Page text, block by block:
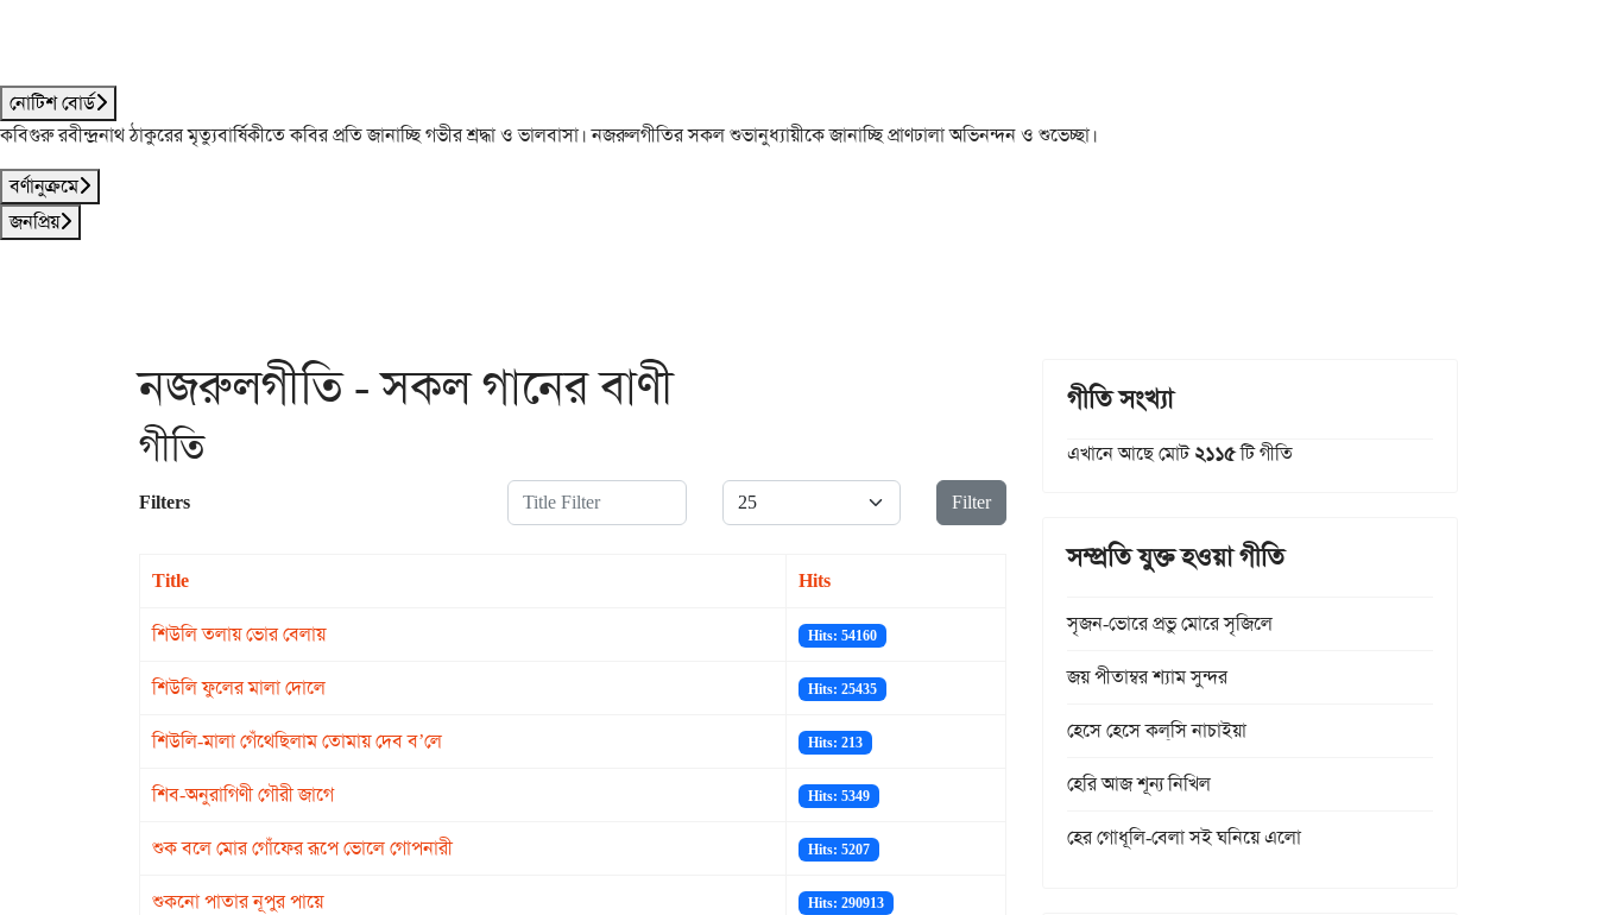
নোটিশ বোর্ড
কবিগুরু রবীন্দ্রনাথ ঠাকুরের মৃত্যুবার্ষিকীতে কবির প্রতি জানাচ্ছি গভীর শ্রদ্ধা ও ভালবাসা। নজরুলগীতির সকল শুভানুধ্যায়ীকে জানাচ্ছি প্রাণঢালা অভিনন্দন ও শুভেচ্ছা।
বর্ণানুক্রমে
জনপ্রিয়
নজরুলগীতি - সকল গানের বাণী
গীতি
Filters Title Filter Display # Filter
Title Hits
শিউলি তলায় ভোর বেলায় Hits: 54160
শিউলি ফুলের মালা দোলে Hits: 25435
শিউলি-মালা গেঁথেছিলাম তোমায় দেব ব’লে Hits: 213
শিব-অনুরাগিণী গৌরী জাগে Hits: 5349
শুক বলে মোর গোঁফের রূপে ভোলে গোপনারী Hits: 5207
শুকনো পাতার নূপুর পায়ে Hits: 290913
গীতি সংখ্যা
এখানে আছে মোট২১১৫টি গীতি
সম্প্রতি যুক্ত হওয়া গীতি
সৃজন-ভোরে প্রভু মোরে সৃজিলে
জয় পীতাম্বর শ্যাম সুন্দর
হেসে হেসে কল্‌সি নাচাইয়া
হেরি আজ শূন্য নিখিল
হের গোধূলি-বেলা সই ঘনিয়ে এলো